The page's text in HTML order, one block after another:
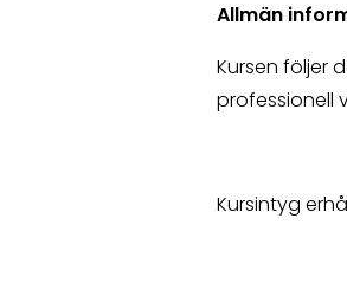
Allmän
Kursen följer
professionell
Kursintyg